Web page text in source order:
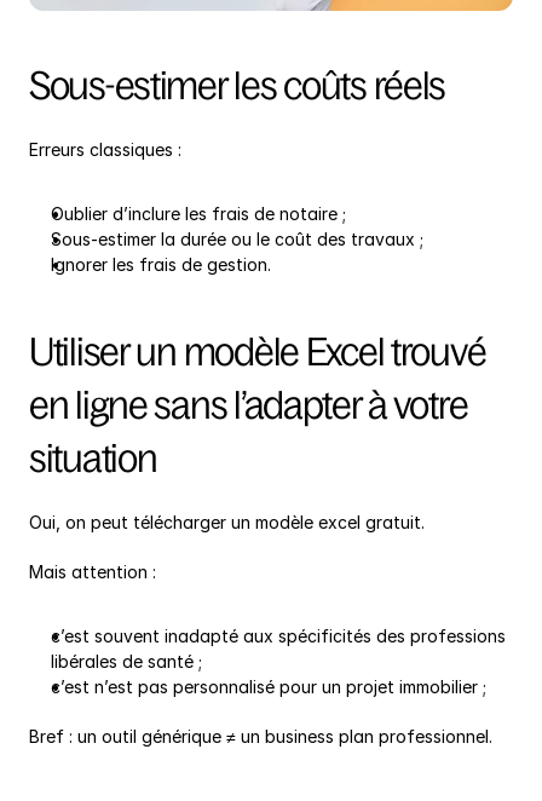
Sous-estimer les coûts réels
Erreurs classiques :
Oublier d’inclure les frais de notaire ;
Sous-estimer la durée ou le coût des travaux ;
Ignorer les frais de gestion.
Utiliser un modèle Excel trouvé
en ligne sans l’adapter à votre
situation
Oui, on peut télécharger un modèle excel gratuit.
Mais attention :
c’est souvent inadapté aux spécificités des professions
libérales de santé ;
c’est n’est pas personnalisé pour un projet immobilier ;
Bref : un outil générique ≠ un business plan professionnel.